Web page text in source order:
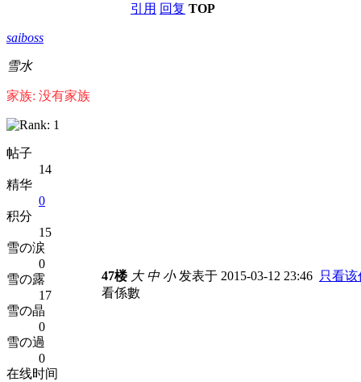
引用 回复 TOP
saiboss
雪水
家族: 没有家族
帖子
14
精华
0
积分
15
雪の涙
0
雪の露
17
雪の晶
0
雪の過
0
在线时间
47楼 大 中 小发表于 2015-03-12 23:46 只看该
看係數